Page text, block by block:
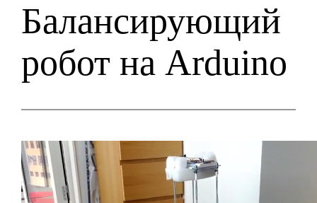
Балансирующий
робот на Arduino